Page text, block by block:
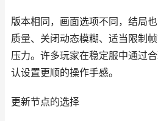
版本相同，画面选项不同，结局
质量、关闭动态模糊、适当限制
压力。许多玩家在稳定服中通过
认设置更顺的操作手感。
更新节点的选择